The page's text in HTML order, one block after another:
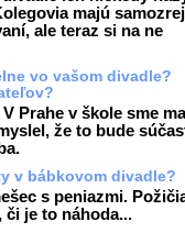
majú
ale teraz si na ne
vo vašom divadle?
Prahe v škole sme
že to bude
v bábkovom divadle?
s peniazmi.
či je to náhoda...